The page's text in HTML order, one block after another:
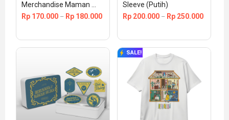
Merchandise Maman
Fvndy
Rp 170.000 – Rp 180.000
Sleeve (Putih)
Rp 200.000 – Rp 250.000
SALE!